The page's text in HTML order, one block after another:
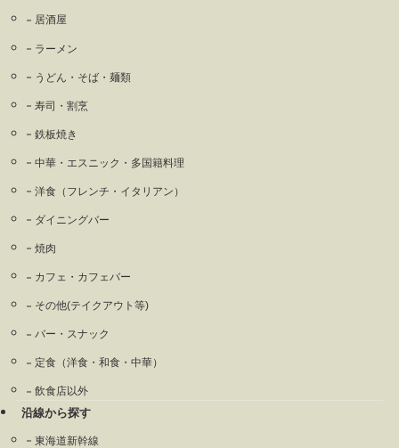
居酒屋
ラーメン
うどん・そば・麺類
寿司・割烹
鉄板焼き
中華・エスニック・多国籍料理
洋食（フレンチ・イタリアン）
ダイニングバー
焼肉
カフェ・カフェバー
その他(テイクアウト等)
バー・スナック
定食（洋食・和食・中華）
飲食店以外
沿線から探す
東海道新幹線